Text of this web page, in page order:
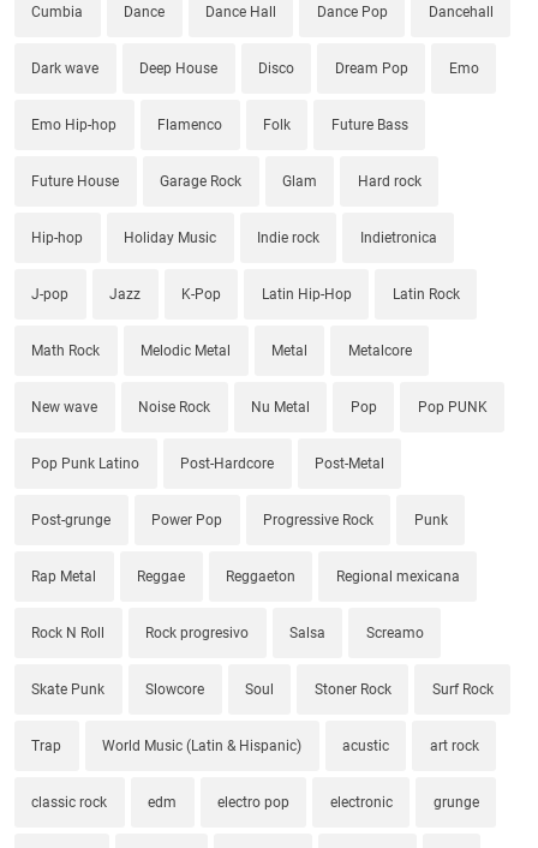
Cumbia Dance Dance Hall Dance Pop Dancehall
Dark wave Deep House Disco Dream Pop Emo
Emo Hip-hop Flamenco Folk Future Bass
Future House Garage Rock Glam Hard rock
Hip-hop Holiday Music Indie rock Indietronica
J-pop Jazz K-Pop Latin Hip-Hop Latin Rock
Math Rock Melodic Metal Metal Metalcore
New wave Noise Rock Nu Metal Pop Pop PUNK
Pop Punk Latino Post-Hardcore Post-Metal
Post-grunge Power Pop Progressive Rock Punk
Rap Metal Reggae Reggaeton Regional mexicana
Rock N Roll Rock progresivo Salsa Screamo
Skate Punk Slowcore Soul Stoner Rock Surf Rock
Trap World Music (Latin & Hispanic) acustic art rock
classic rock edm electro pop electronic grunge